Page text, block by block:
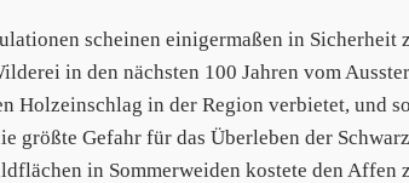
scheinen einigermaßen in Sicherheit
in den nächsten 100 Jahren vom
Holzeinschlag in der Region verbietet, und
größte Gefahr für das Überleben der
in Sommerweiden kostete den Affen